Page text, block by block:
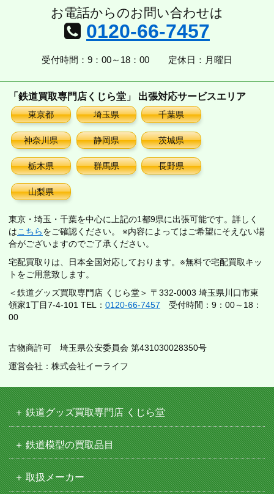
お電話からのお問い合わせは
0120-66-7457
受付時間：9：00～18：00 定休日：月曜日
「鉄道買取専門店くじら堂」 出張対応サービスエリア
東京都 埼玉県 千葉県
神奈川県 静岡県 茨城県
栃木県 群馬県 長野県
山梨県
東京・埼玉・千葉を中心に上記の1都9県に出張可能です。詳しく
はこちらをご確認ください。 ※内容によってはご希望にそえない場
合がございますのでご了承ください。
宅配買取りは、日本全国対応しております。※無料で宅配買取キッ
トをご用意致します。
＜鉄道グッズ買取専門店 くじら堂＞ 〒332-0003 埼玉県川口市東
領家1丁目7-4-101 TEL： 0120-66-7457 受付時間：9：00～18：
00
古物商許可 埼玉県公安委員会 第431030028350号
運営会社：株式会社イーライフ
鉄道グッズ買取専門店 くじら堂
鉄道模型の買取品目
取扱メーカー